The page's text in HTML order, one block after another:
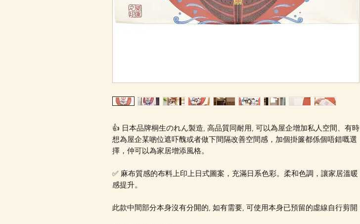
👍 日本品牌桐生のれん製造, 高品質同耐用, 可以為屋企增加私人空間、有時
想為屋企某啲位遮吓醜或者做下間隔改善空間感，加個掛簾都係個唔錯嘅選
擇，仲可以為家居增添風格。
✅ 麻布質感的布料上印上日式圖案，充滿日系色彩。柔和色調，讓家居溫暖
感提升。
此款中間部分本身沒有分閞的, 如有需要, 可使用本身已預留的虛線自行剪開